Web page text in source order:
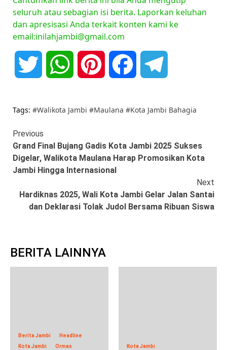
seluruh atau sebagian isi berita. Laporkan keluhan
dan apresisasi Anda terkait konten kami ke
email:inilahjambi@gmail.com
Twitter WhatsAppPinterest Facebook
Tags: #Walikota Jambi #Maulana #Kota Jambi Bahagia
Continue
Reading
Previous
Grand Final Bujang Gadis Kota Jambi 2025 Sukses
Digelar, Walikota Maulana Harap Promosikan Kota
Jambi Hingga Internasional
Next
Hardiknas 2025, Wali Kota Jambi Gelar Jalan Santai
dan Deklarasi Tolak Judol Bersama Ribuan Siswa
BERITA LAINNYA
Berita Jambi
Headline
Kota Jambi
Ormas Kota Jambi